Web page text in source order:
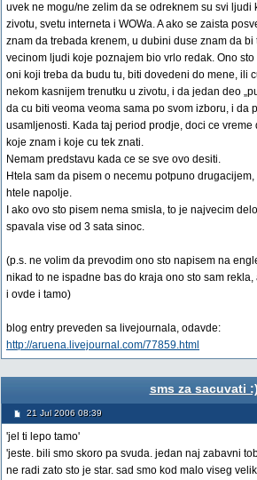
uvek ne mogu/ne zelim da se odreknem su svi ljudi
zivotu, svetu interneta i WOWa. A ako se zaista
znam da trebada krenem, u dubini duse znam da
vecinom ljudi koje poznajem bio vrlo redak. Ono
oni koji treba da budu tu, biti dovedeni do mene, ili
nekom kasnijem trenutku u zivotu, i da jedan deo
da cu biti veoma veoma sama po svom izboru, i da
usamljenosti. Kada taj period prodje, doci ce
koje znam i koje cu tek znati.
Nemam predstavu kada ce se sve ovo desiti.
Htela sam da pisem o necemu potpuno
htele napolje.
I ako ovo sto pisem nema smisla, to je najvecim
spavala vise od 3 sata sinoc.
(p.s. ne volim da prevodim ono sto napisem na
nikad to ne ispadne bas do kraja ono sto sam
i ovde i tamo)
blog entry preveden sa livejournala, odavde:
http://aruena.livejournal.com/77859.html
sms za sacuvati
21 Jul 2006 08:39
'jel ti lepo tamo'
'jeste. bili smo skoro pa svuda. jedan naj zabavni
ne radi zato sto je star. sad smo kod malo viseg